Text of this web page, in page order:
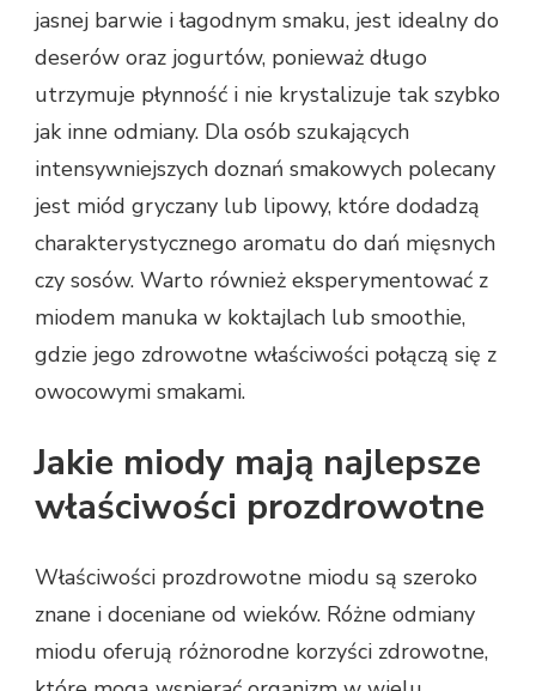
jasnej barwie i łagodnym smaku, jest idealny do
deserów oraz jogurtów, ponieważ długo
utrzymuje płynność i nie krystalizuje tak szybko
jak inne odmiany. Dla osób szukających
intensywniejszych doznań smakowych polecany
jest miód gryczany lub lipowy, które dodadzą
charakterystycznego aromatu do dań mięsnych
czy sosów. Warto również eksperymentować z
miodem manuka w koktajlach lub smoothie,
gdzie jego zdrowotne właściwości połączą się z
owocowymi smakami.
Jakie miody mają najlepsze
właściwości prozdrowotne
Właściwości prozdrowotne miodu są szeroko
znane i doceniane od wieków. Różne odmiany
miodu oferują różnorodne korzyści zdrowotne,